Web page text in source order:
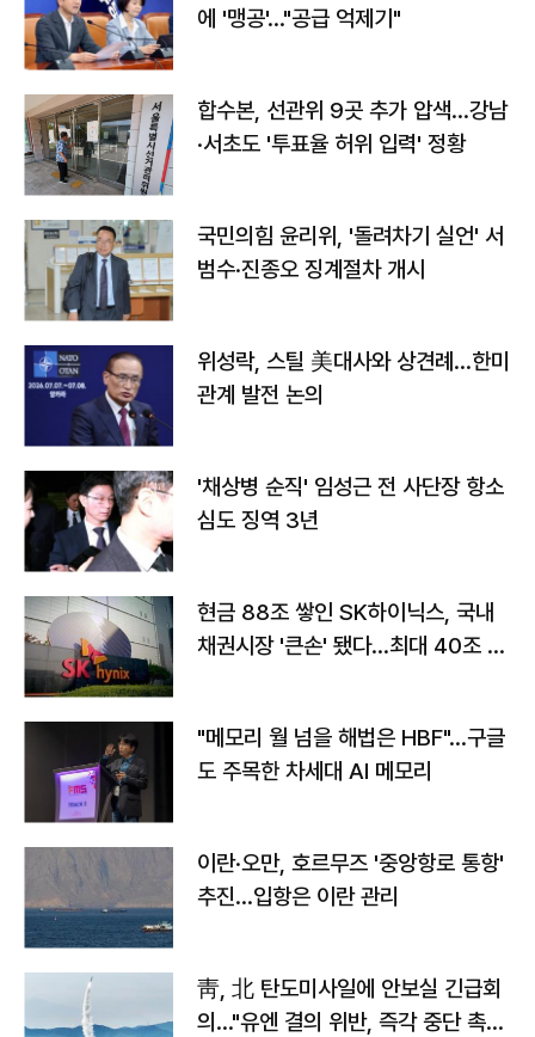
에 '맹공'…"공급 억제기"
합수본, 선관위 9곳 추가 압색…강남
·서초도 '투표율 허위 입력' 정황
국민의힘 윤리위, '돌려차기 실언' 서
범수·진종오 징계절차 개시
위성락, 스틸 美대사와 상견례…한미
관계 발전 논의
'채상병 순직' 임성근 전 사단장 항소
심도 징역 3년
현금 88조 쌓인 SK하이닉스, 국내
채권시장 '큰손' 됐다…최대 40조 투
"메모리 월 넘을 해법은 HBF"…구글
도 주목한 차세대 AI 메모리
이란·오만, 호르무즈 '중앙항로 통항'
추진…입항은 이란 관리
靑, 北 탄도미사일에 안보실 긴급회
의…"유엔 결의 위반, 즉각 중단 촉